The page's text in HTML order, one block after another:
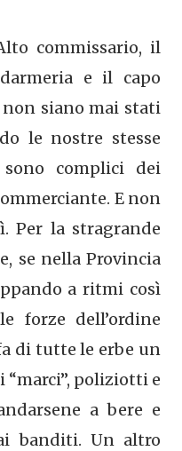
commissario, il
e il capo
siano mai stati
le nostre stesse
complici dei
E non
Per la stragrande
se nella Provincia
a ritmi così
forze dell’ordine
di tutte le erbe un
poliziotti e
a bere e
banditi. Un altro